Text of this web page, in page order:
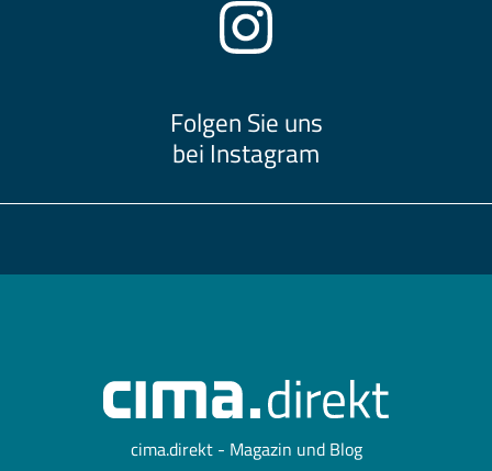
Folgen Sie uns
bei Instagram
cima.direkt - Magazin und Blog